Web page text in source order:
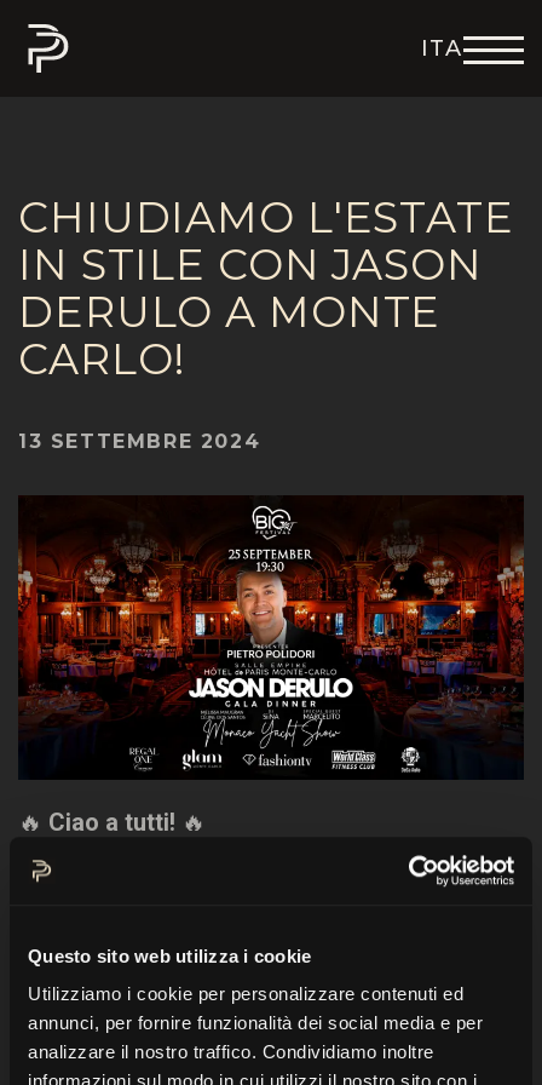
Questo sito web utilizza i cookie
Utilizziamo i cookie per personalizzare contenuti ed
annunci, per fornire funzionalità dei social media e per
analizzare il nostro traffico. Condividiamo inoltre
CHIUDIAMO L'ESTATE
IN STILE CON JASON
DERULO A MONTE
CARLO!
13 SETTEMBRE 2024
🔥 Ciao a tutti! 🔥
Sono super entusiasta di concludere
quest'estate col botto al Big Art Festival di
Il 25 settembre sarò il presentatore di una
serata epica al leggendario Hôtel de Paris
Monte Carlo!
ITA